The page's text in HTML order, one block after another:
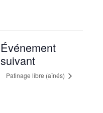
Événement
suivant
Patinage libre (aînés)